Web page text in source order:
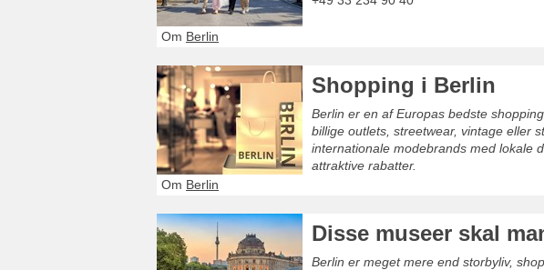
Om Berlin
Shopping i Berlin
Berlin er en af Europas bedste
billige outlets, streetwear, vintage eller
internationale modebrands med lokale
attraktive rabatter.
Om Berlin
Disse museer skal
Berlin er meget mere end storbyliv,